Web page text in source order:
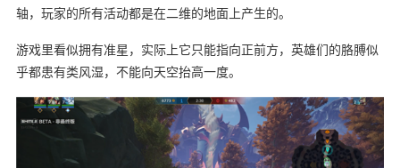
轴，玩家的所有活动都是在二维的地面上产生的。
游戏里看似拥有准星，实际上它只能指向正前方，英雄们的胳膊似
乎都患有类风湿，不能向天空抬高一度。